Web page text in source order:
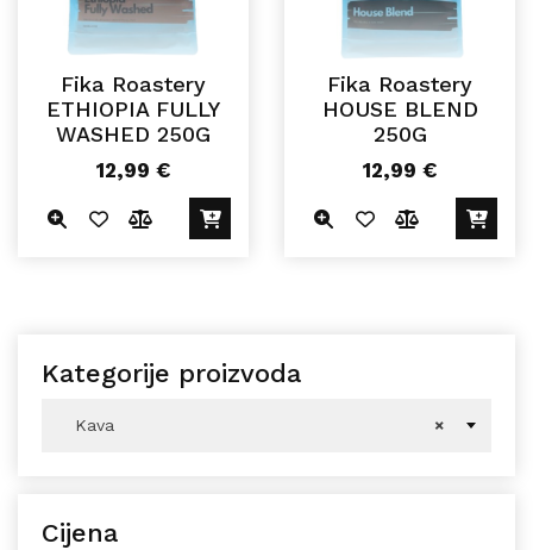
Fika Roastery
ETHIOPIA FULLY
WASHED 250G
12,99 €
Fika Roastery
HOUSE BLEND
250G
12,99 €
Kategorije proizvoda
×
Kava
Cijena